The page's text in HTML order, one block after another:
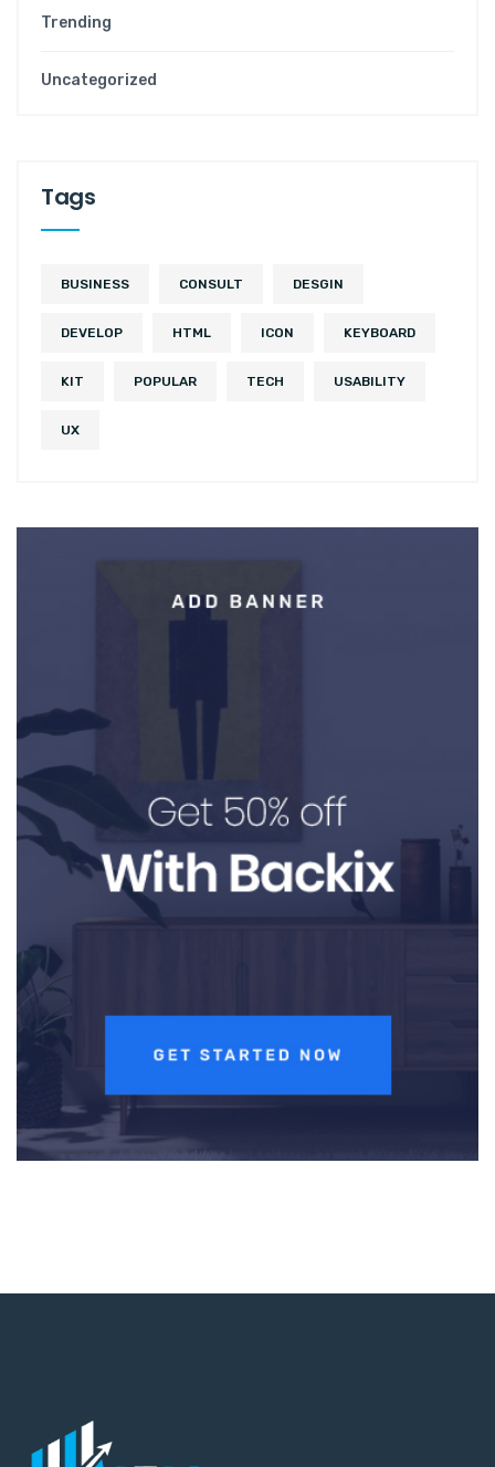
Trending
Uncategorized
Tags
BUSINESS CONSULT DESGIN
DEVELOP HTML ICON KEYBOARD
KIT POPULAR TECH USABILITY
UX